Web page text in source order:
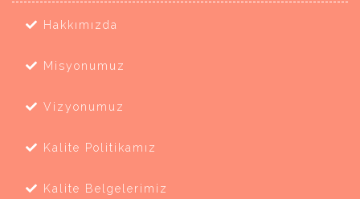
Hakkımızda
Misyonumuz
Vizyonumuz
Kalite Politikamız
Kalite Belgelerimiz